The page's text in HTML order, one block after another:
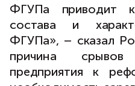
ФГУПа приводит
состава и
ФГУПа», – сказал
причина
предприятия к